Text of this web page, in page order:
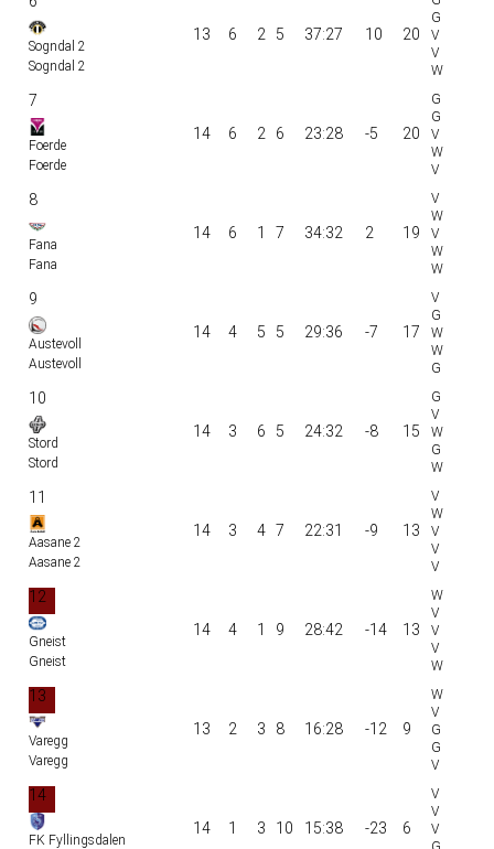
Sogndal 2
Sogndal 2
13 6 2 5 37:27 10 20
7
Foerde
Foerde
14 6 2 6 23:28 -5 20
8
Fana
Fana
14 6 1 7 34:32 2 19
9
Austevoll
Austevoll
14 4 5 5 29:36 -7 17
10
Stord
Stord
14 3 6 5 24:32 -8 15
11
Aasane 2
Aasane 2
14 3 4 7 22:31 -9 13
12
Gneist
Gneist
14 4 1 9 28:42 -14 13
13
Varegg
Varegg
13 2 3 8 16:28 -12 9
14
FK Fyllingsdalen
14 1 3 10 15:38 -23 6